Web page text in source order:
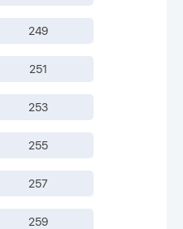
249
251
253
255
257
259